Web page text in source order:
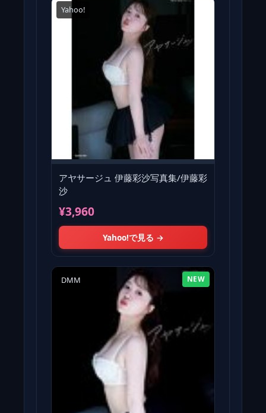
Yahoo!
アヤサージュ 伊藤彩沙写真集/伊藤彩
沙
¥3,960
Yahoo!で見る →
DMM NEW